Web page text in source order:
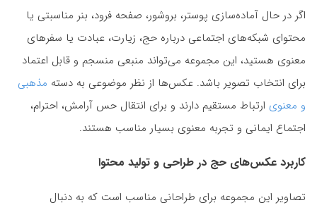
اگر در حال آماده‌سازی پوستر، بروشور، صفحه فرود، بنر مناسبتی یا
محتوای شبکه‌های اجتماعی درباره حج، زیارت، عبادت یا سفرهای
معنوی هستید، این مجموعه می‌تواند منبعی منسجم و قابل اعتماد
برای انتخاب تصویر باشد. عکس‌ها از نظر موضوعی به دسته مذهبی
و معنوی ارتباط مستقیم دارند و برای انتقال حس آرامش، احترام،
اجتماع ایمانی و تجربه معنوی بسیار مناسب هستند.
کاربرد عکس‌های حج در طراحی و تولید محتوا
تصاویر این مجموعه برای طراحانی مناسب است که به دنبال